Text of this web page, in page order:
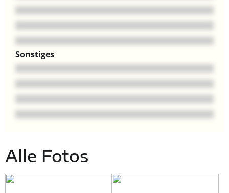
Sonstiges
Alle Fotos